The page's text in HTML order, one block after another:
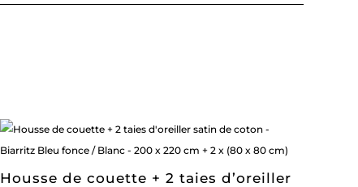
Housse de couette + 2 taies d’oreiller